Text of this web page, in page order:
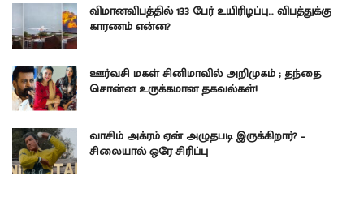
விமானவிபத்தில் 133 பேர் உயிரிழப்பு… விபத்துக்கு
காரணம் என்ன?
ஊர்வசி மகள் சினிமாவில் அறிமுகம் ; தந்தை
சொன்ன உருக்கமான தகவல்கள்!
வாசிம் அக்ரம் ஏன் அழுதபடி இருக்கிறார்? –
சிலையால் ஒரே சிரிப்பு